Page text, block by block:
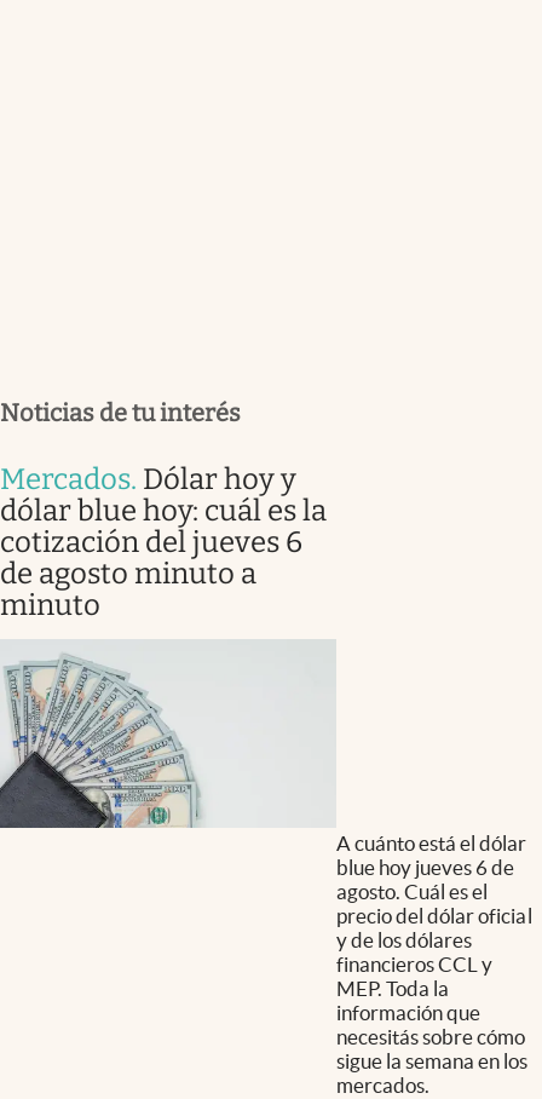
Noticias de tu interés
Mercados. Dólar hoy y
dólar blue hoy: cuál es la
cotización del jueves 6
de agosto minuto a
minuto
A cuánto está el dólar
blue hoy jueves 6 de
agosto. Cuál es el
precio del dólar oficial
y de los dólares
financieros CCL y
MEP. Toda la
información que
necesitás sobre cómo
sigue la semana en los
mercados.